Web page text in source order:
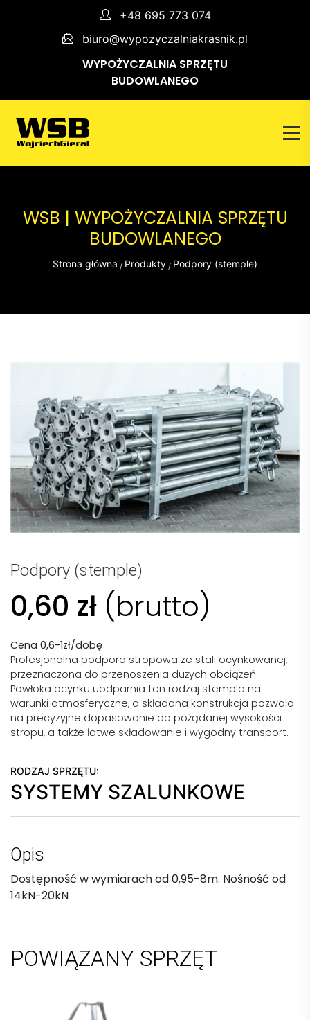
+48 695 773 074
biuro@wypozyczalniakrasnik.pl
WYPOŻYCZALNIA SPRZĘTU
BUDOWLANEGO
WSB | WYPOŻYCZALNIA SPRZĘTU
BUDOWLANEGO
Strona główna Produkty Podpory (stemple)
Podpory (stemple)
0,60 zł (brutto)
Cena 0,6-1zł/dobę
Profesjonalna podpora stropowa ze stali ocynkowanej,
przeznaczona do przenoszenia dużych obciążeń.
Powłoka ocynku uodparnia ten rodzaj stempla na
warunki atmosferyczne, a składana konstrukcja pozwala
na precyzyjne dopasowanie do pożądanej wysokości
stropu, a także łatwe składowanie i wygodny transport.
RODZAJ SPRZĘTU:
SYSTEMY SZALUNKOWE
Opis
Dostępność w wymiarach od 0,95-8m. Nośność od
14kN-20kN
POWIĄZANY SPRZĘT